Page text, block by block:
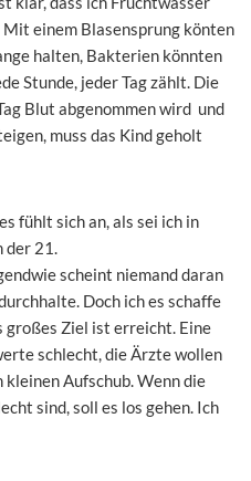
einem Blasensprung könten
halten, Bakterien könnten
Stunde, jeder Tag zählt. Die
Blut abgenommen wird und
muss das Kind geholt
fühlt sich an, als sei ich in
der 21.
scheint niemand daran
Doch ich es schaffe
großes Ziel ist erreicht. Eine
schlecht, die Ärzte wollen
Aufschub. Wenn die
sind, soll es los gehen. Ich